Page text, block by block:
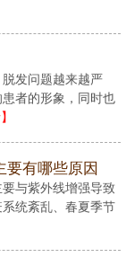
发问题越来越严
者的形象，同时也
要有哪些原因
与紫外线增强导致
统紊乱、春夏季节